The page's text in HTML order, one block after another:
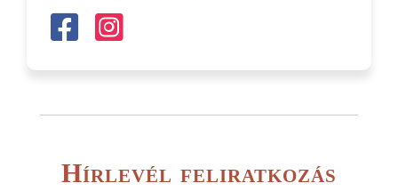
Hírlevél feliratkozás